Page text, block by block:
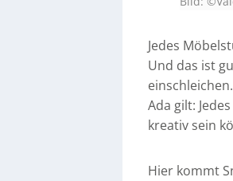
Jedes
Und das ist
Ada gilt:
kreativ sein
Hier kommt